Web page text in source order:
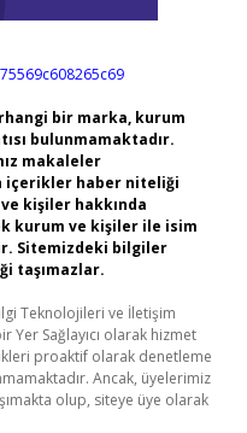
bir marka, kurum
bulunmamaktadır.
makaleler
içerikler haber niteliği
kişiler hakkında
kurum ve kişiler ile isim
Sitemizdeki bilgiler
taşımazlar.
Teknolojileri ve İletişim
Yer Sağlayıcı olarak hizmet
proaktif olarak denetleme
Ancak, üyelerimiz
olup, siteye üye olarak